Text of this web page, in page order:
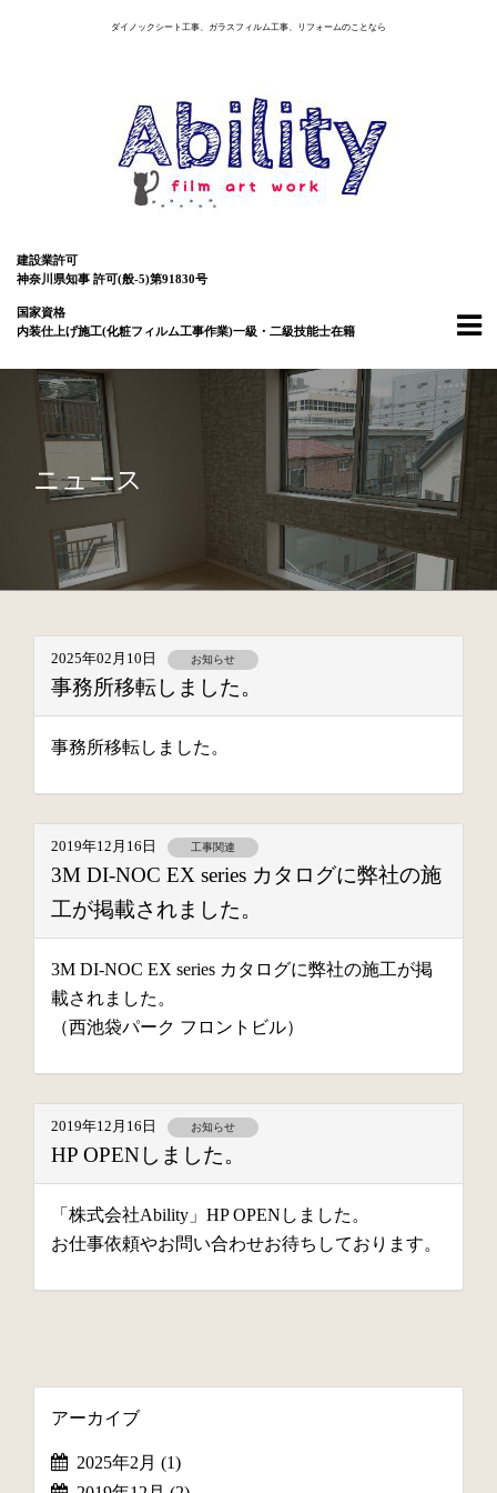
ダイノックシート工事、ガラスフィルム工事、リフォームのことなら
建設業許可
神奈川県知事 許可(般-5)第91830号
国家資格
内装仕上げ施工(化粧フィルム工事作業)一級・二級技能士在籍
ニュース
2025年02月10日 お知らせ
事務所移転しました。
事務所移転しました。
2019年12月16日 工事関連
3M DI-NOC EX series カタログに弊社の施
工が掲載されました。
3M DI-NOC EX series カタログに弊社の施工が掲
載されました。
（西池袋パーク フロントビル）
2019年12月16日 お知らせ
HP OPENしました。
「株式会社Ability」HP OPENしました。
お仕事依頼やお問い合わせお待ちしております。
アーカイブ
2025年2月 (1)